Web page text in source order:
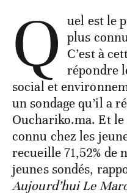
Q uel est le
plus
C’est à
répondre
social et
un sondage qu’il a
Ouchariko.ma. Et
connu chez les
recueille 71,52% de
jeunes sondés,
Aujourd’hui Le